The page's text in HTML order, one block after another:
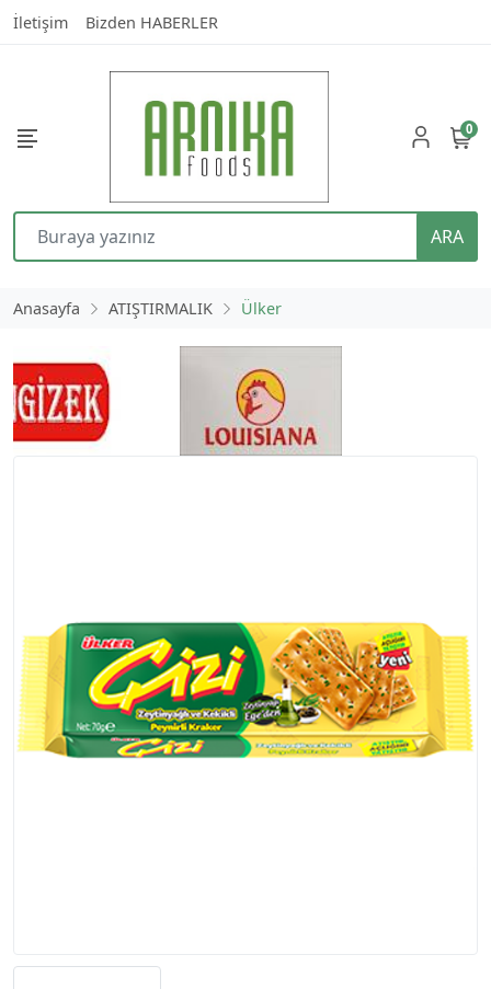
İletişim Bizden HABERLER
ARA
0
Anasayfa ATIŞTIRMALIK Ülker